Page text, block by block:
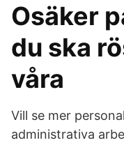
Osäker
du ska
våra
Vill se mer
administrativa